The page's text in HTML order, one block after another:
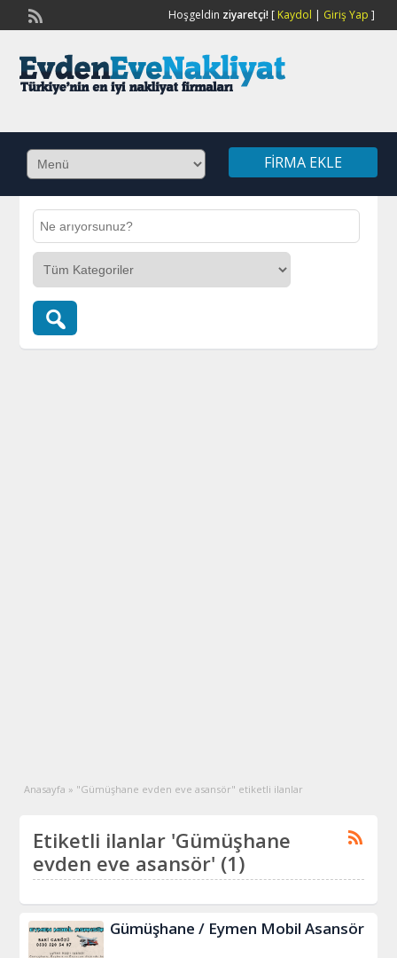
Hoşgeldin ziyaretçi![ Kaydol | Giriş Yap ]
FIRMA EKLE
Anasayfa » "Gümüşhane evden eve asansör" etiketli ilanlar
Etiketli ilanlar 'Gümüşhane
evden eve asansör' (1)
Gümüşhane / Eymen Mobil Asansör